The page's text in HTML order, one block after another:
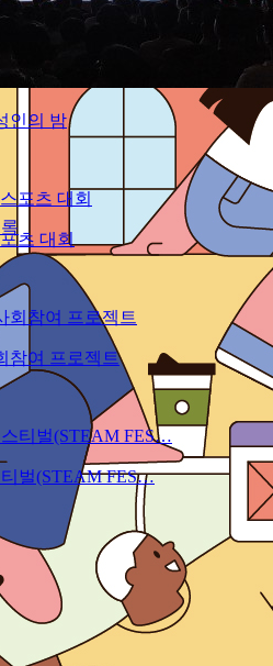
인의 밤
츠 대회
참여 프로젝트
벌(STEAM FES…